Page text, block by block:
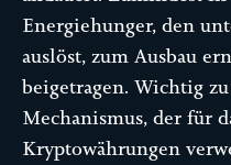
Energiehunger, den
auslöst, zum Ausbau
beigetragen. Wichtig
Mechanismus, der für
Kryptowährungen